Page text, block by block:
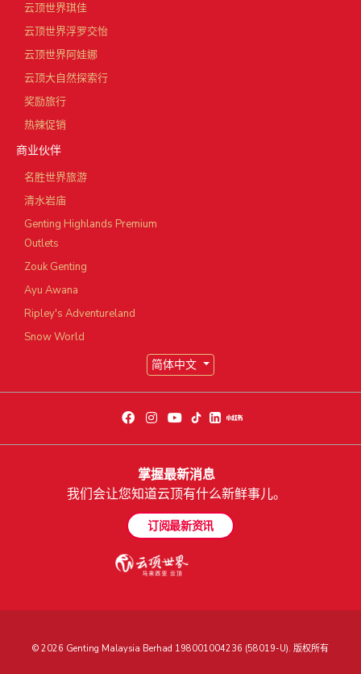
云顶世界琪佳
云顶世界浮罗交怡
云顶世界阿娃娜
云顶大自然探索行
奖励旅行
热辣促销
商业伙伴
名胜世界旅游
清水岩庙
Genting Highlands Premium
Outlets
Zouk Genting
Ayu Awana
Ripley's Adventureland
Snow World
简体中文
掌握最新消息
我们会让您知道云顶有什么新鲜事儿。
订阅最新资讯
© 2026 Genting Malaysia Berhad 198001004236 (58019-U). 版权所有